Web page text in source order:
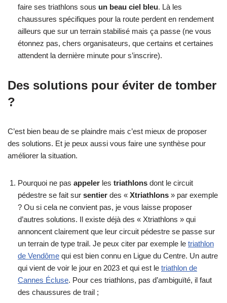
faire ses triathlons sous un beau ciel bleu. Là les
chaussures spécifiques pour la route perdent en rendement
ailleurs que sur un terrain stabilisé mais ça passe (ne vous
étonnez pas, chers organisateurs, que certains et certaines
attendent la dernière minute pour s’inscrire).
Des solutions pour éviter de tomber
?
C’est bien beau de se plaindre mais c’est mieux de proposer
des solutions. Et je peux aussi vous faire une synthèse pour
améliorer la situation.
Pourquoi ne pas appeler les triathlons dont le circuit
pédestre se fait sur sentier des « Xtriathlons » par exemple
? Ou si cela ne convient pas, je vous laisse proposer
d’autres solutions. Il existe déjà des « Xtriathlons » qui
annoncent clairement que leur circuit pédestre se passe sur
un terrain de type trail. Je peux citer par exemple le triathlon
de Vendôme qui est bien connu en Ligue du Centre. Un autre
qui vient de voir le jour en 2023 et qui est le triathlon de
Cannes Écluse. Pour ces triathlons, pas d’ambiguïté, il faut
des chaussures de trail ;